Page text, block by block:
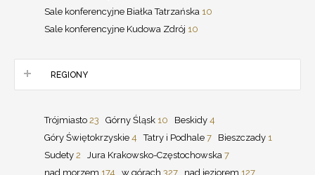
Sale konferencyjne Białka Tatrzańska 10
Sale konferencyjne Kudowa Zdrój 10
REGIONY
Trójmiasto 23 Górny Śląsk 10 Beskidy 4
Góry Świętokrzyskie 4 Tatry i Podhale 7 Bieszczady 1
Sudety 2 Jura Krakowsko-Częstochowska 7
nad morzem 174 w górach 327 nad jeziorem 127